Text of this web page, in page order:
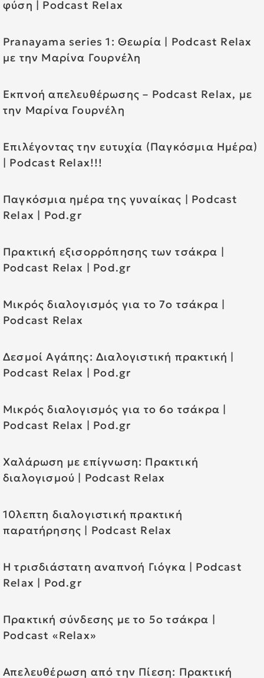
φύση | Podcast Relax
Pranayama series 1: Θεωρία | Podcast Relax
με την Μαρίνα Γουρνέλη
Εκπνοή απελευθέρωσης – Podcast Relax, με
την Μαρίνα Γουρνέλη
Επιλέγοντας την ευτυχία (Παγκόσμια Ημέρα)
| Podcast Relax!!!
Παγκόσμια ημέρα της γυναίκας | Podcast
Relax | Pod.gr
Πρακτική εξισορρόπησης των τσάκρα |
Podcast Relax | Pod.gr
Μικρός διαλογισμός για το 7ο τσάκρα |
Podcast Relax
Δεσμοί Αγάπης: Διαλογιστική πρακτική |
Podcast Relax | Pod.gr
Μικρός διαλογισμός για το 6ο τσάκρα |
Podcast Relax | Pod.gr
Χαλάρωση με επίγνωση: Πρακτική
διαλογισμού | Podcast Relax
10λεπτη διαλογιστική πρακτική
παρατήρησης | Podcast Relax
Η τρισδιάστατη αναπνοή Γιόγκα | Podcast
Relax | Pod.gr
Πρακτική σύνδεσης με το 5ο τσάκρα |
Podcast «Relax»
Απελευθέρωση από την Πίεση: Πρακτική